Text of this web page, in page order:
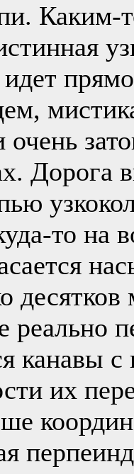
Каким-
Дорога
то на
канавы с
их